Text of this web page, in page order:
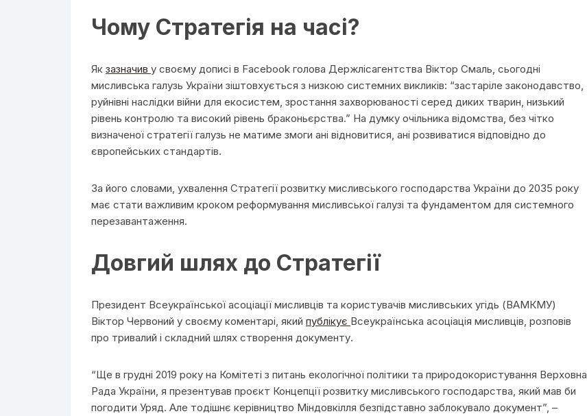
Чому Стратегія на часі?
Як зазначив у своєму дописі в Facebook голова Держлісагентства Віктор Смаль, сьогодні
мисливська галузь України зіштовхується з низкою системних викликів: “застаріле законодавство,
руйнівні наслідки війни для екосистем, зростання захворюваності серед диких тварин, низький
рівень контролю та високий рівень браконьєрства.” На думку очільника відомства, без чітко
визначеної стратегії галузь не матиме змоги ані відновитися, ані розвиватися відповідно до
європейських стандартів.
За його словами, ухвалення Стратегії розвитку мисливського господарства України до 2035 року
має стати важливим кроком реформування мисливської галузі та фундаментом для системного
перезавантаження.
Довгий шлях до Стратегії
Президент Всеукраїнської асоціації мисливців та користувачів мисливських угідь (ВАМКМУ)
Віктор Червоний у своєму коментарі, який публікує Всеукраїнська асоціація мисливців, розповів
про тривалий і складний шлях створення документу.
“Ще в грудні 2019 року на Комітеті з питань екологічної політики та природокористування Верховна
Рада України, я презентував проєкт Концепції розвитку мисливського господарства, який мав би
погодити Уряд. Але тодішнє керівництво Міндовкілля безпідставно заблокувало документ”, –